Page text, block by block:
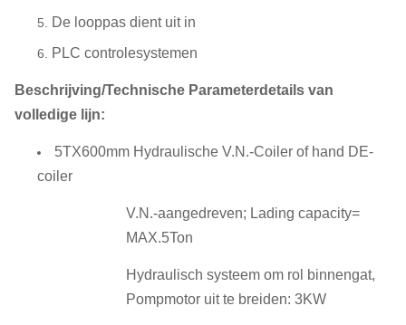
De looppas dient uit in
PLC controlesystemen
Beschrijving/Technische Parameterdetails van
volledige lijn:
5TX600mm Hydraulische V.N.-Coiler of hand DE-
coiler
V.N.-aangedreven; Lading capacity=
MAX.5Ton
Hydraulisch systeem om rol binnengat,
Pompmotor uit te breiden: 3KW